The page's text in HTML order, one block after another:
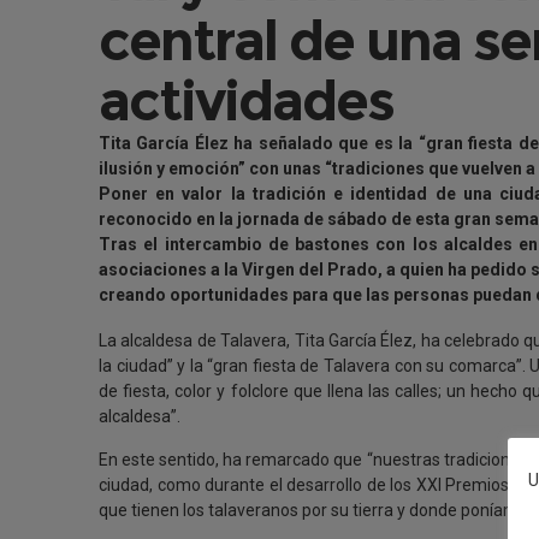
central de una
actividades
Tita García Élez ha señalado que es la “gran fiesta
ilusión y emoción” con unas “tradiciones que vuelven
Poner en valor la tradición e identidad de una
reconocido en la jornada de sábado de esta gran
Tras el intercambio de bastones con los alcaldes
asociaciones a la Virgen del Prado, a quien ha
creando oportunidades para que las personas
La alcaldesa de Talavera, Tita García Élez, ha celebrado
la ciudad” y la “gran fiesta de Talavera con su
de fiesta, color y folclore que llena las calles; un hecho
alcaldesa”.
En este sentido, ha remarcado que “nuestras tradiciones
ciudad, como durante el desarrollo de los XXI Premios
que tienen los talaveranos por su tierra y donde